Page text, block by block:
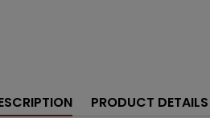
PRODUCT DETAILS